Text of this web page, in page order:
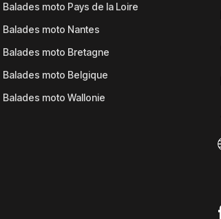
Balades moto Pays de la Loire
Balades moto Nantes
Balades moto Bretagne
Balades moto Belgique
Balades moto Wallonie